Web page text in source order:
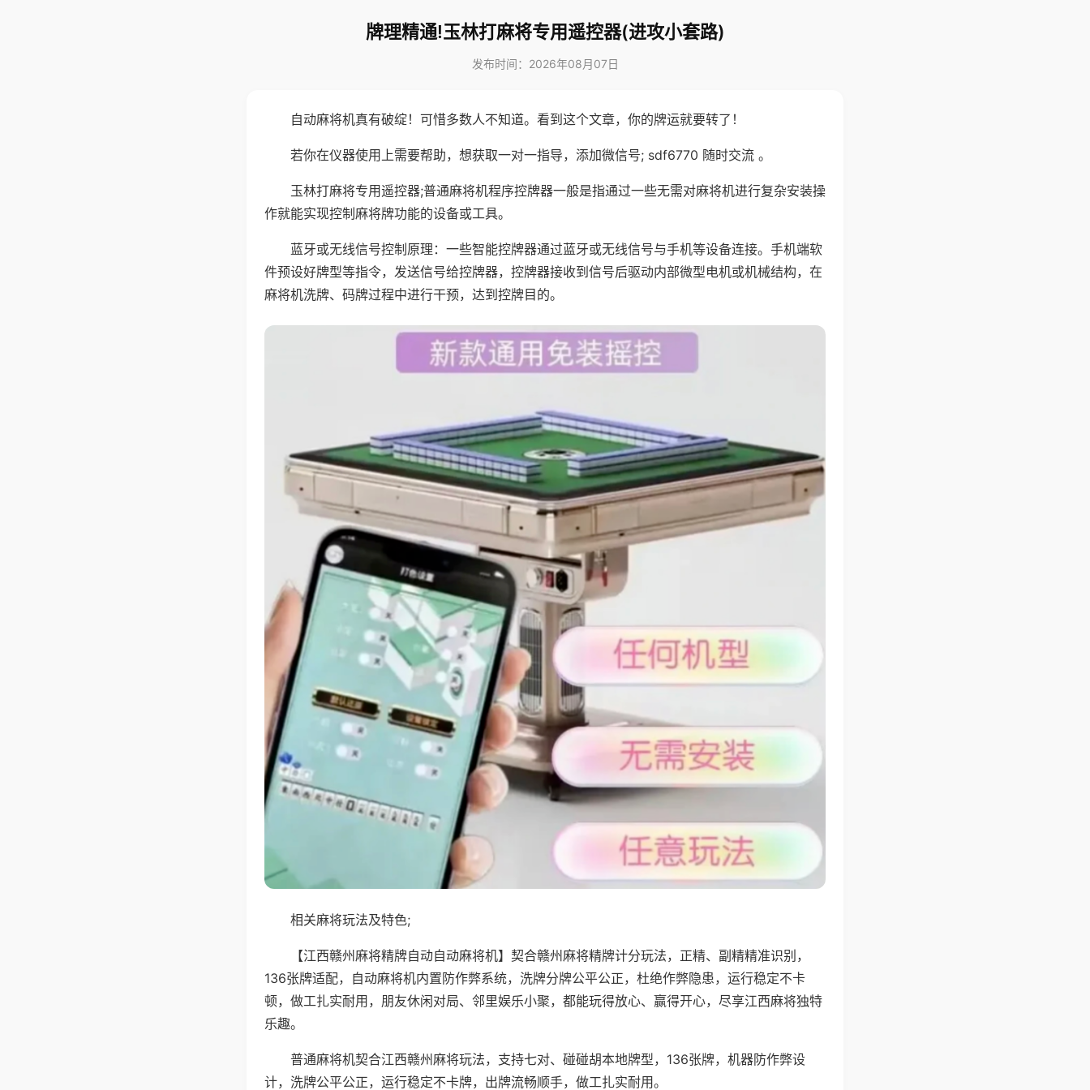
牌理精通!玉林打麻将专用遥控器(进攻小套路)
发布时间：2026年08月07日
自动麻将机真有破绽！可惜多数人不知道。看到这个文章，你的牌运就要转了！
若你在仪器使用上需要帮助，想获取一对一指导，添加微信号; sdf6770 随时交流 。
玉林打麻将专用遥控器;普通麻将机程序控牌器一般是指通过一些无需对麻将机进行复杂安装操
作就能实现控制麻将牌功能的设备或工具。
蓝牙或无线信号控制原理：一些智能控牌器通过蓝牙或无线信号与手机等设备连接。手机端软
件预设好牌型等指令，发送信号给控牌器，控牌器接收到信号后驱动内部微型电机或机械结构，在
麻将机洗牌、码牌过程中进行干预，达到控牌目的。
相关麻将玩法及特色;
【江西赣州麻将精牌自动自动麻将机】契合赣州麻将精牌计分玩法，正精、副精精准识别，
136张牌适配，自动麻将机内置防作弊系统，洗牌分牌公平公正，杜绝作弊隐患，运行稳定不卡
顿，做工扎实耐用，朋友休闲对局、邻里娱乐小聚，都能玩得放心、赢得开心，尽享江西麻将独特
乐趣。
普通麻将机契合江西赣州麻将玩法，支持七对、碰碰胡本地牌型，136张牌，机器防作弊设
计，洗牌公平公正，运行稳定不卡牌，出牌流畅顺手，做工扎实耐用。